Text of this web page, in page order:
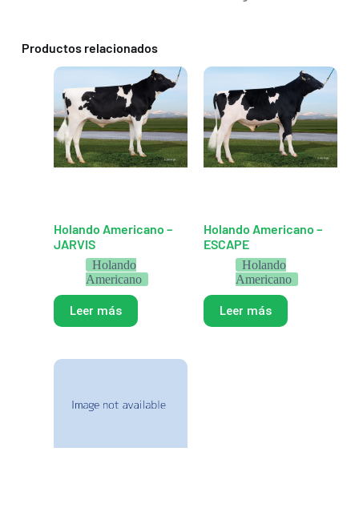
Productos relacionados
Holando Americano –
JARVIS
Holando
Americano
Leer más
Holando Americano –
ESCAPE
Holando
Americano
Leer más